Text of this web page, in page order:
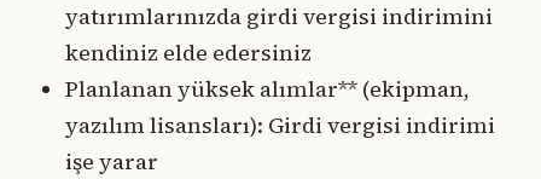
yatırımlarınızda girdi vergisi indirimini
kendiniz elde edersiniz
Planlanan yüksek alımlar** (ekipman,
yazılım lisansları): Girdi vergisi indirimi
işe yarar